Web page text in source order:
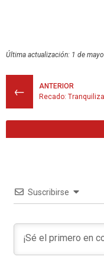
Última actualización: 1 de
←
ANTERIOR
Suscribirse